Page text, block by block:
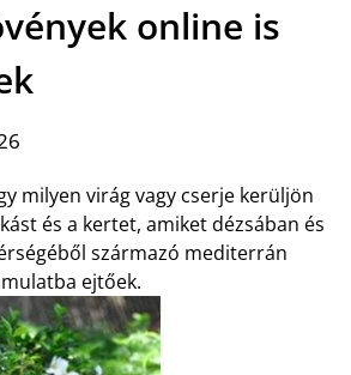
online is
milyen virág vagy cserje kerüljön
és a kertet, amiket dézsában és
származó mediterrán
ejtőek.